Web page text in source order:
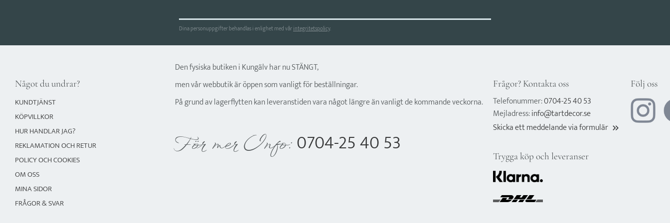
Dina personuppgifter behandlas i enlighet med vårintegritetspolicy.
Något du undrar?
KUNDTJÄNST
KÖPVILLKOR
HUR HANDLAR JAG?
REKLAMATION OCH RETUR
POLICY OCH COOKIES
OM OSS
MINA SIDOR
FRÅGOR & SVAR
Den fysiska butiken i Kungälv har nu STÄNGT,
men vår webbutik är öppen som vanligt för beställningar.
På grund av lagerflytten kan leveranstiden vara något längre än vanligt de kommande veckorna.
För mer Info: 0704-25 40 53
Frågor? Kontakta oss
Telefonummer:0704-25 40 53
Mejladress:info@tartdecor.se
Skicka ett meddelande via formulär keyboard_double_arrow_right
Trygga köp och leveranser
Följ oss